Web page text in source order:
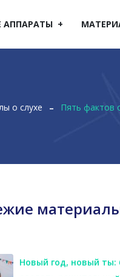
АППАРАТЫ
о слухе Пять фактов
Новый год, новый ты: